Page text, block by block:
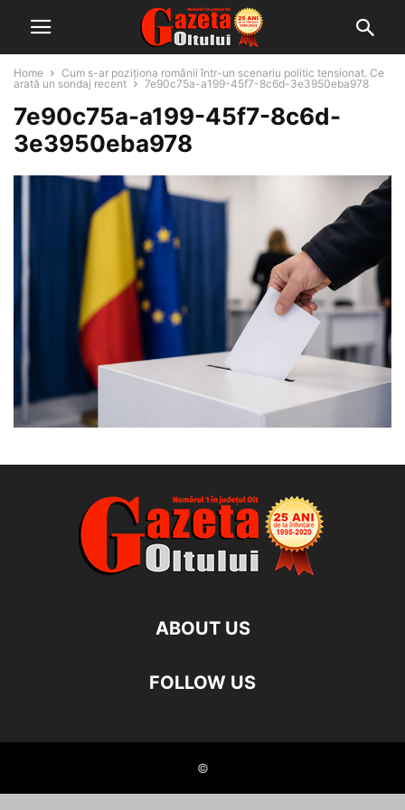
Home
Cum s-ar poziționa românii într-un scenariu politic tensionat. Ce
arată un sondaj recent
7e90c75a-a199-45f7-8c6d-3e3950eba978
7e90c75a-a199-45f7-8c6d-
3e3950eba978
ABOUT US
FOLLOW US
©